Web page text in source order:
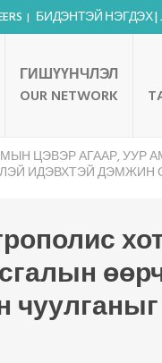
БИДЭНТЭЙ НЭГДЭХ |
ГИШҮҮНЧЛЭЛ
OUR NETWORK
ЦЭВЭР АГААР, УУР
ИДЭВХТЭЙ ДЭМЖИН